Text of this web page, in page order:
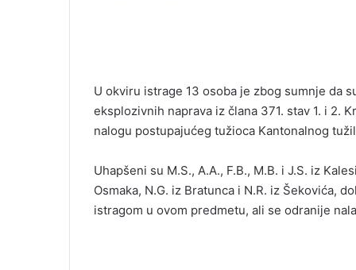
U okviru istrage 13 osoba je zbog sumnje da
eksplozivnih naprava iz člana 371. stav 1. i 2.
nalogu postupajućeg tužioca Kantonalnog
Uhapšeni su M.S., A.A., F.B., M.B. i J.S. iz
Osmaka, N.G. iz Bratunca i N.R. iz Šekovića,
istragom u ovom predmetu, ali se odranije